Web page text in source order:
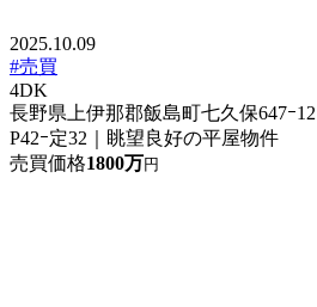
2025.10.09
#売買
4DK
長野県上伊那郡飯島町七久保647ｰ12
P42ｰ定32｜眺望良好の平屋物件
売買価格1800万円